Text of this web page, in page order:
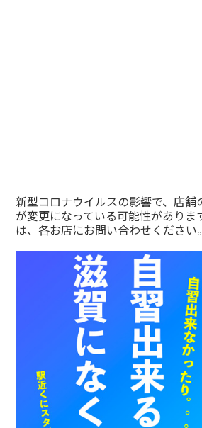
新型コロナウイルスの影響で、店舗
が変更になっている可能性がありま
は、各お店にお問い合わせください。